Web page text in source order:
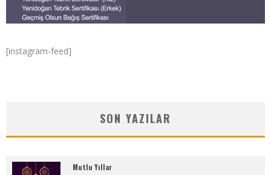
[instagram-feed]
SON YAZILAR
Mutlu Yıllar